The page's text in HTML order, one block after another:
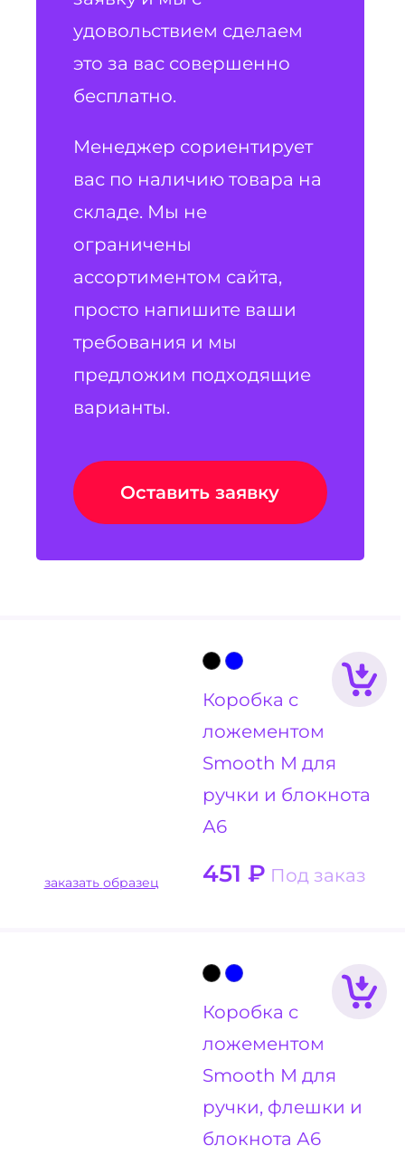
удовольствием сделаем
это за вас совершенно
бесплатно.
Менеджер сориентирует
вас по наличию товара на
складе. Мы не
ограничены
ассортиментом сайта,
просто напишите ваши
требования и мы
предложим подходящие
варианты.
Оставить заявку
Коробка с
ложементом
Smooth M для
ручки и блокнота
А6
451 ₽ Под заказ
заказать образец
Коробка с
ложементом
Smooth M для
ручки, флешки и
блокнота А6